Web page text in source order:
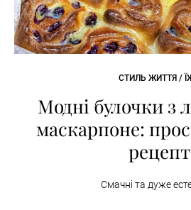
СТИЛЬ ЖИТТЯ /
Модні булочки з
маскарпоне:
рецепт
Смачні та дуже